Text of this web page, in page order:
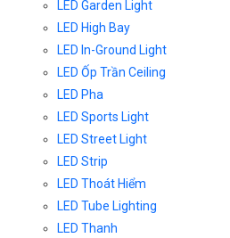
LED Garden Light
LED High Bay
LED In-Ground Light
LED Ốp Trần Ceiling
LED Pha
LED Sports Light
LED Street Light
LED Strip
LED Thoát Hiểm
LED Tube Lighting
LED Thanh